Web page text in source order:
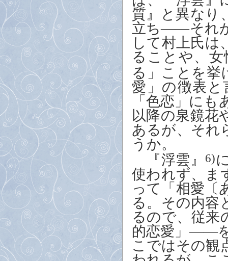
質』と異なり
立ち――それ
して村上氏は
ることや、
る」ことを挙
愛」の徴表
「色恋」に
以降の泉鏡花
あるが、それ
うか。
『浮雲』
6)
使われず、ま
って「相愛〔
る。その内容
るので、従
的恋愛」――
こではその観